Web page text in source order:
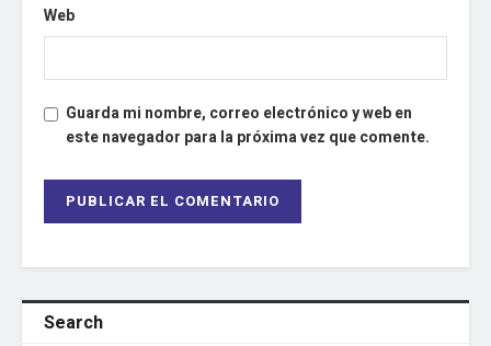
Web
Guarda mi nombre, correo electrónico y web en
este navegador para la próxima vez que comente.
Search